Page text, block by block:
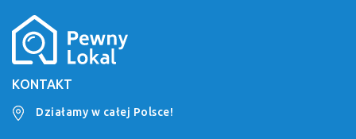
KONTAKT
Działamy w całej Polsce!